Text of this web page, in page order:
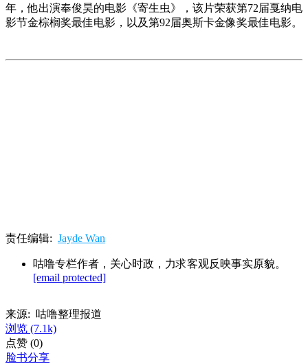
年，他出演奉俊昊的电影《寄生虫》，该片荣获第72届戛纳电
影节金棕榈奖最佳电影，以及第92届奥斯卡金像奖最佳电影。
责任编辑: Jayde Wan
咕噜专栏作者，关心时政，力求客观反映事实原貌。
[email protected]
来源: 咕噜整理报道
浏览 (7.1k)
点赞 (0)
脸书分享